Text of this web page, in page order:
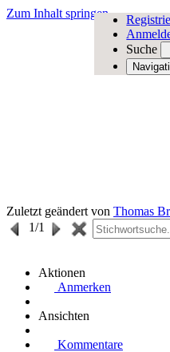
Zum Inhalt springen
Suche
Zuletzt geändert von Thomas
1/1
Aktionen
Anmerken
Ansichten
Kommentare